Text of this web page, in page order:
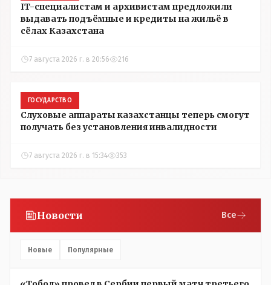
IT-специалистам и архивистам предложили
выдавать подъёмные и кредиты на жильё в
сёлах Казахстана
7 августа 2026 г. в 20:56 216
ГОСУДАРСТВО
Слуховые аппараты казахстанцы теперь смогут
получать без установления инвалидности
7 августа 2026 г. в 15:34 353
Новости Все
Новые Популярные